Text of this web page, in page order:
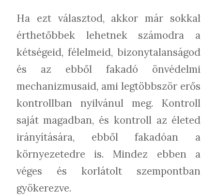
Ha ezt választod, akkor már sokkal
érthetőbbek lehetnek számodra a
kétségeid, félelmeid, bizonytalanságod
és az ebből fakadó önvédelmi
mechanizmusaid, ami legtöbbször erős
kontrollban nyilvánul meg. Kontroll
saját magadban, és kontroll az életed
irányítására, ebből fakadóan a
környezetedre is. Mindez ebben a
véges és korlátolt szempontban
gyökerezve.